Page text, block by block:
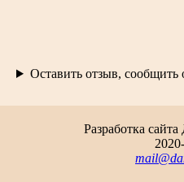
Оставить отзыв, сообщить
Разработка сайта
2020-